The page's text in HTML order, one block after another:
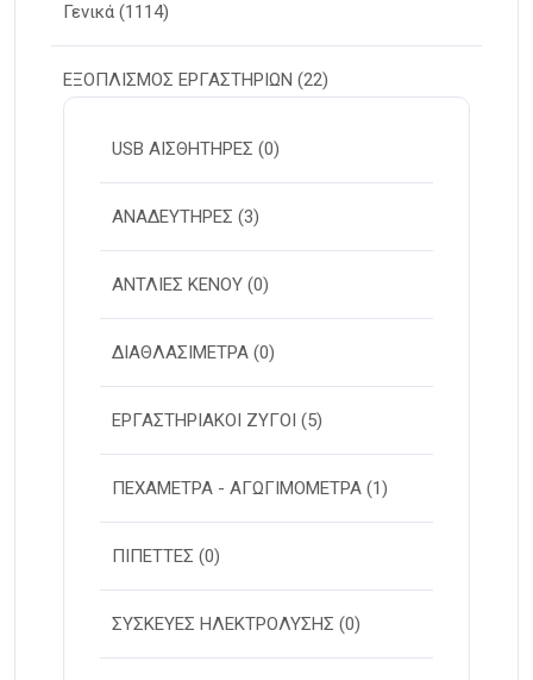
Γενικά (1114)
ΕΞΟΠΛΙΣΜΟΣ ΕΡΓΑΣΤΗΡΙΩΝ (22)
USB ΑΙΣΘΗΤΗΡΕΣ (0)
ΑΝΑΔΕΥΤΗΡΕΣ (3)
ΑΝΤΛΙΕΣ ΚΕΝΟΥ (0)
ΔΙΑΘΛΑΣΙΜΕΤΡΑ (0)
ΕΡΓΑΣΤΗΡΙΑΚΟΙ ΖΥΓΟΙ (5)
ΠΕΧΑΜΕΤΡΑ - ΑΓΩΓΙΜΟΜΕΤΡΑ (1)
ΠΙΠΕΤΤΕΣ (0)
ΣΥΣΚΕΥΕΣ ΗΛΕΚΤΡΟΛΥΣΗΣ (0)